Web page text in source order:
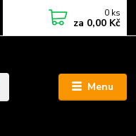
Menu
0 ks
za 0,00 Kč